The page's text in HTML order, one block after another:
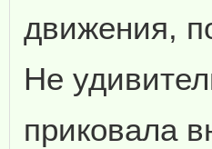
движения,
Не
приковала